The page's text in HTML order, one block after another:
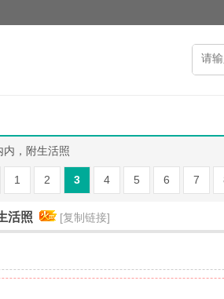
，附生活照
1 2 3 4 5 6 7
活照 [复制链接]